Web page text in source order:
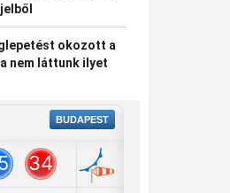
okozott a
nem láttunk ilyet